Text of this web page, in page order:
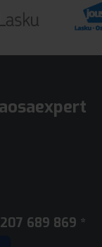
689 869 *